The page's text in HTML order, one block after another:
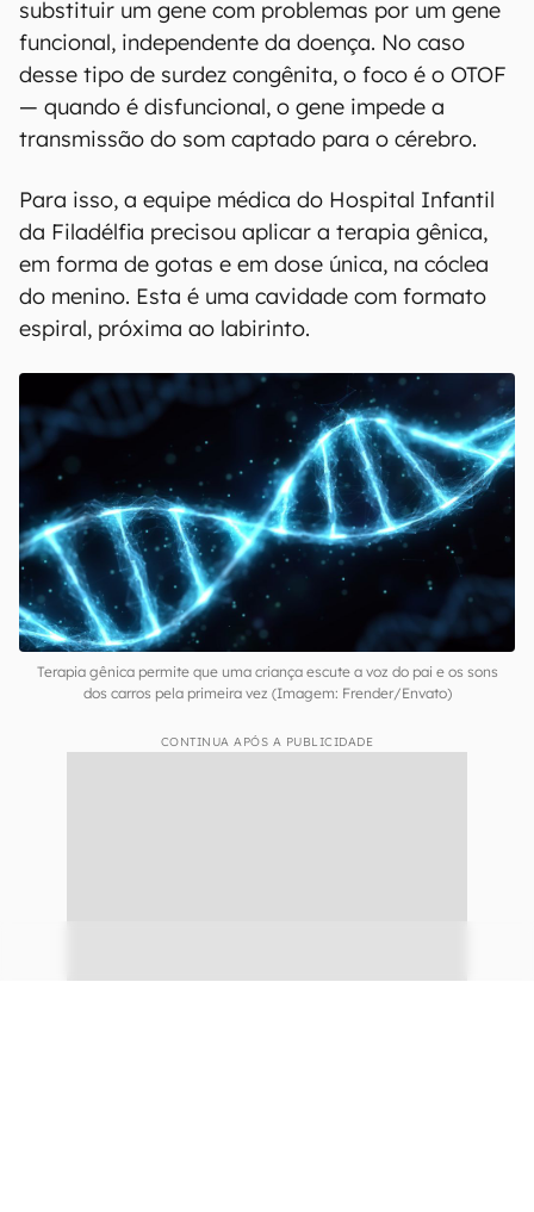
substituir um gene com problemas por um gene
funcional, independente da doença. No caso
desse tipo de surdez congênita, o foco é o OTOF
— quando é disfuncional, o gene impede a
transmissão do som captado para o cérebro.
Para isso, a equipe médica do Hospital Infantil
da Filadélfia precisou aplicar a terapia gênica,
em forma de gotas e em dose única, na cóclea
do menino. Esta é uma cavidade com formato
espiral, próxima ao labirinto.
Terapia gênica permite que uma criança escute a voz do pai e os sons
dos carros pela primeira vez (Imagem: Frender/Envato)
CONTINUA APÓS A PUBLICIDADE